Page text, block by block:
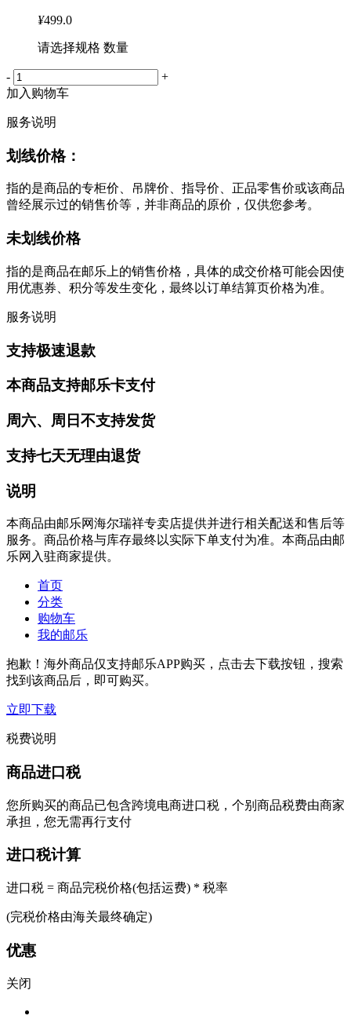
¥499.0
请选择规格 数量
-
+
加入购物车
服务说明
划线价格：
指的是商品的专柜价、吊牌价、指导价、正品零售价或该商品
曾经展示过的销售价等，并非商品的原价，仅供您参考。
未划线价格
指的是商品在邮乐上的销售价格，具体的成交价格可能会因使
用优惠券、积分等发生变化，最终以订单结算页价格为准。
服务说明
支持极速退款
本商品支持邮乐卡支付
周六、周日不支持发货
支持七天无理由退货
说明
本商品由邮乐网海尔瑞祥专卖店提供并进行相关配送和售后等
服务。商品价格与库存最终以实际下单支付为准。本商品由邮
乐网入驻商家提供。
首页
分类
购物车
我的邮乐
抱歉！海外商品仅支持邮乐APP购买，点击去下载按钮，搜索
找到该商品后，即可购买。
立即下载
税费说明
商品进口税
您所购买的商品已包含跨境电商进口税，个别商品税费由商家
承担，您无需再行支付
进口税计算
进口税 = 商品完税价格(包括运费) * 税率
(完税价格由海关最终确定)
优惠
关闭